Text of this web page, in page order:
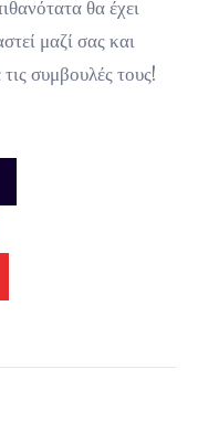
θα έχει
μαζί σας και
συμβουλές τους!